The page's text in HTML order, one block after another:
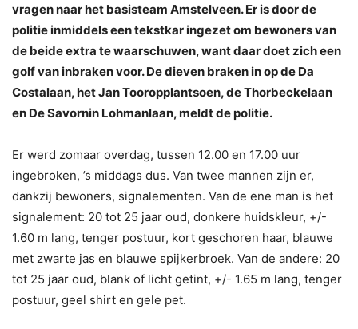
vragen naar het basisteam Amstelveen. Er is door de
politie inmiddels een tekstkar ingezet om bewoners van
de beide extra te waarschuwen, want daar doet zich een
golf van inbraken voor. De dieven braken in op de Da
Costalaan, het Jan Tooropplantsoen, de Thorbeckelaan
en De Savornin Lohmanlaan, meldt de politie.
Er werd zomaar overdag, tussen 12.00 en 17.00 uur
ingebroken, ’s middags dus. Van twee mannen zijn er,
dankzij bewoners, signalementen. Van de ene man is het
signalement: 20 tot 25 jaar oud, donkere huidskleur, +/-
1.60 m lang, tenger postuur, kort geschoren haar, blauwe
met zwarte jas en blauwe spijkerbroek. Van de andere: 20
tot 25 jaar oud, blank of licht getint, +/- 1.65 m lang, tenger
postuur, geel shirt en gele pet.